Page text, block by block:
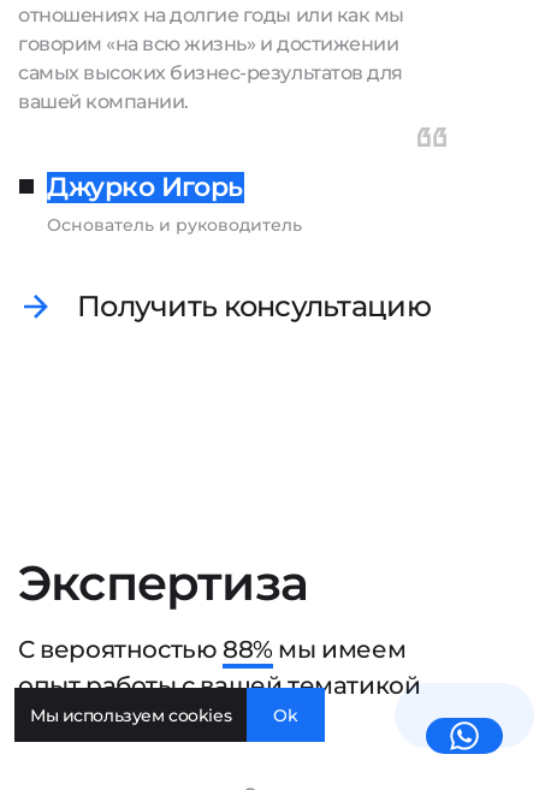
отношениях на долгие годы или как мы
говорим «на всю жизнь» и достижении
самых высоких бизнес-результатов для
вашей компании.
Джурко Игорь
Основатель и руководитель
Получить консультацию
Экспертиза
С вероятностью 88% мы имеем
опыт работы с вашей тематикой
Мы используем cookies Ok